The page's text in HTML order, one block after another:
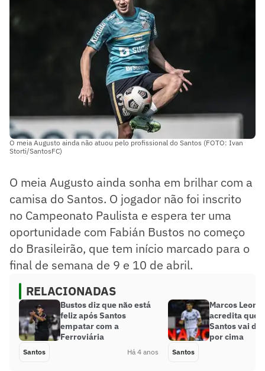
O meia Augusto ainda não atuou pelo profissional do Santos (FOTO: Ivan
Storti/SantosFC)
O meia Augusto ainda sonha em brilhar com a
camisa do Santos. O jogador não foi inscrito
no Campeonato Paulista e espera ter uma
oportunidade com Fabián Bustos no começo
do Brasileirão, que tem início marcado para o
final de semana de 9 e 10 de abril.
RELACIONADAS
Bustos diz que não está
feliz após Santos
empatar com a
Ferroviária
Santos Há 4 anos
Marcos
acredita que
Santos vai
por cima
Santos